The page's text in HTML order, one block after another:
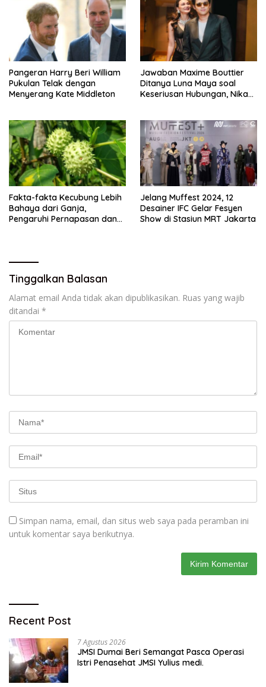
Pangeran Harry Beri William
Pukulan Telak dengan
Menyerang Kate Middleton
Jawaban Maxime Bouttier
Ditanya Luna Maya soal
Keseriusan Hubungan, Nikah
Fakta-fakta Kecubung Lebih
Bahaya dari Ganja,
Pengaruhi Pernapasan dan
Jelang Muffest 2024, 12
Desainer IFC Gelar Fesyen
Show di Stasiun MRT Jakarta
Tinggalkan Balasan
Alamat email Anda tidak akan dipublikasikan. Ruas yang wajib
ditandai *
Simpan nama, email, dan situs web saya pada peramban ini
untuk komentar saya berikutnya.
Recent Post
7 Agustus 2026
JMSI Dumai Beri Semangat Pasca Operasi
Istri Penasehat JMSI Yulius medi.